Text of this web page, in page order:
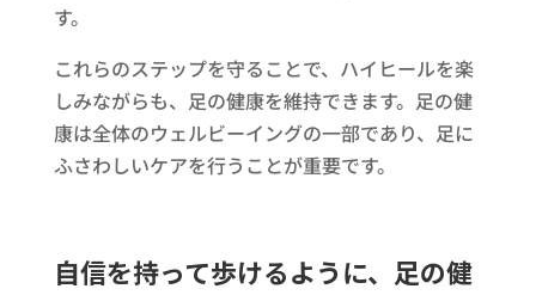
す。
これらのステップを守ることで、ハイヒールを楽
しみながらも、足の健康を維持できます。足の健
康は全体のウェルビーイングの一部であり、足に
ふさわしいケアを行うことが重要です。
自信を持って歩けるように、足の健